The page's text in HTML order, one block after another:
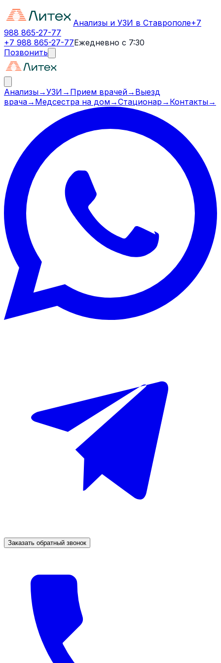
Анализы и УЗИ в Ставрополе+7
988 865-27-77
+7 988 865-27-77Ежедневно с 7:30
Позвонить
Анализы→УЗИ → Прием врачей→ Выезд
врача→ Медсестра на дом→Стационар → Контакты→
Заказать обратный звонок